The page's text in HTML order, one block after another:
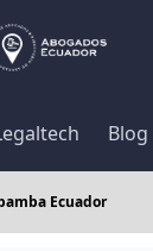
Blog
Ecuador